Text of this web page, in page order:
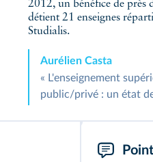
Studialis.
Aurélien Casta
« L'enseignement
public/privé : un état